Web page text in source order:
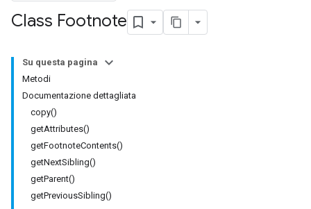
Class Footnote
Su questa pagina
Metodi
Documentazione dettagliata
copy()
getAttributes()
getFootnoteContents()
getNextSibling()
getParent()
getPreviousSibling()